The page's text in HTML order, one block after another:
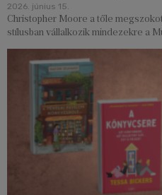
2026. június 15.
Christopher Moore a tőle
stílusban vállalkozik mindezekre a